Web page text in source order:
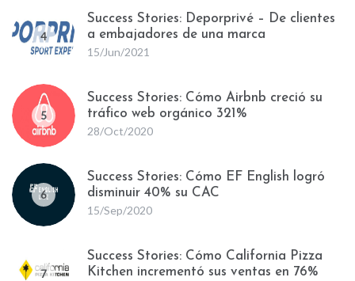
4
Success Stories: Deporprivé – De clientes
a embajadores de una marca
15/Jun/2021
5
Success Stories: Cómo Airbnb creció su
tráfico web orgánico 321%
28/Oct/2020
6
Success Stories: Cómo EF English logró
disminuir 40% su CAC
15/Sep/2020
7
Success Stories: Cómo California Pizza
Kitchen incrementó sus ventas en 76%